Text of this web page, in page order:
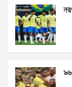
b
o
o
k
n
g
er